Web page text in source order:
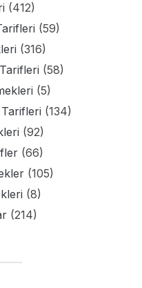
(412)
(59)
(316)
(58)
(5)
(134)
(92)
(66)
(105)
(8)
(214)